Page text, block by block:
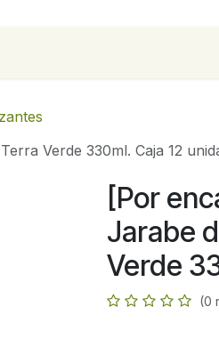
Verde 330ml. Caja 12
[Por
Jarabe
Verde
(0